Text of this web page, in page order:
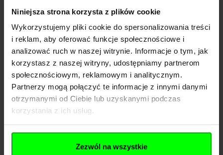
Niniejsza strona korzysta z plików cookie
Wykorzystujemy pliki cookie do spersonalizowania treści
i reklam, aby oferować funkcje społecznościowe i
analizować ruch w naszej witrynie. Informacje o tym, jak
korzystasz z naszej witryny, udostępniamy partnerom
społecznościowym, reklamowym i analitycznym.
Partnerzy mogą połączyć te informacje z innymi danymi
otrzymanymi od Ciebie lub uzyskanymi podczas
korzystania z ich usług.
Zezwól na wszystkie
Kod SKU
GF.SPE-19-034437
EAN
5902543985316
Producent
SPECNA ARMS
Producent
SPE-GF CORP Sp. Z o.o.
Sp.k.